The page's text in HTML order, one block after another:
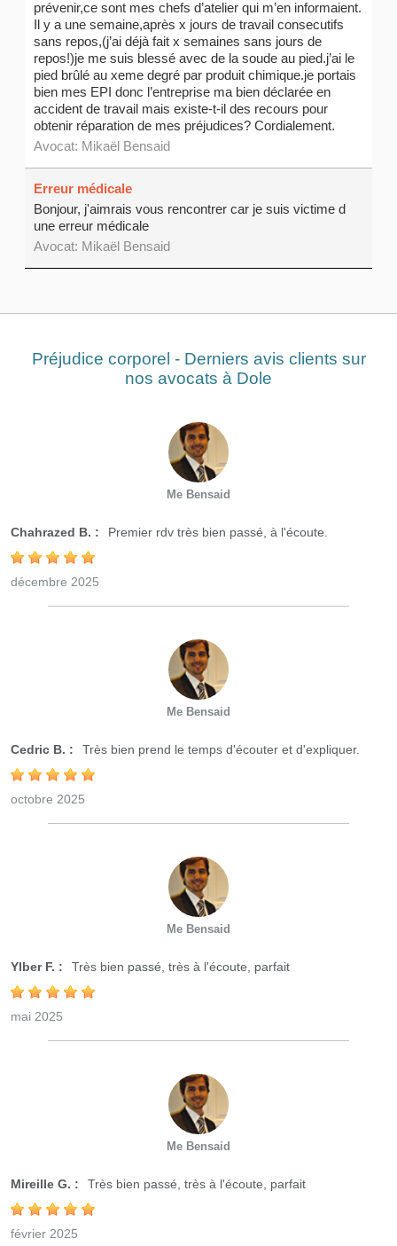
prévenir,ce sont mes chefs d’atelier qui m’en informaient.
Il y a une semaine,après x jours de travail consecutifs
sans repos,(j’ai déjà fait x semaines sans jours de
repos!)je me suis blessé avec de la soude au pied.j’ai le
pied brûlé au xeme degré par produit chimique.je portais
bien mes EPI donc l’entreprise ma bien déclarée en
accident de travail mais existe-t-il des recours pour
obtenir réparation de mes préjudices? Cordialement.
Avocat: Mikaël Bensaid
Erreur médicale
Bonjour, j'aimrais vous rencontrer car je suis victime d
une erreur médicale
Avocat: Mikaël Bensaid
Préjudice corporel - Derniers avis clients sur
nos avocats à Dole
Me Bensaid
Chahrazed B. : Premier rdv très bien passé, à l'écoute.
décembre 2025
Me Bensaid
Cedric B. : Très bien prend le temps d'écouter et d'expliquer.
octobre 2025
Me Bensaid
Ylber F. : Très bien passé, très à l'écoute, parfait
mai 2025
Me Bensaid
Mireille G. : Très bien passé, très à l'écoute, parfait
février 2025